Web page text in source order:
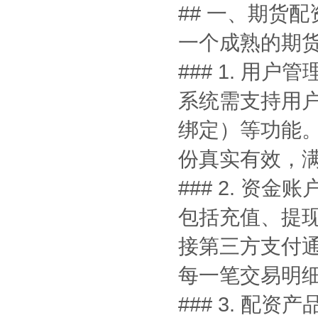
## 一、期货配
一个成熟的期
### 1. 用户管
系统需支持用
绑定）等功能
份真实有效，
### 2. 资金账
包括充值、提
接第三方支付
每一笔交易明
### 3. 配资产